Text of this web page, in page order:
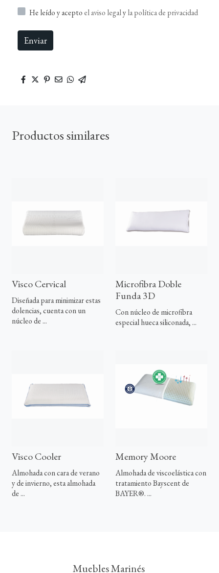
He leído y aceptoel aviso legalyla política de privacidad
Enviar
Productos similares
Visco Cervical
Diseñada para minimizar estas
dolencias, cuenta con un
núcleo de ...
Microfibra Doble
Funda 3D
Con núcleo de microfibra
especial hueca siliconada, ...
Visco Cooler
Almohada con cara de verano
y de invierno, esta almohada
de ...
Memory Moore
Almohada de viscoelástica con
tratamiento Bayscent de
BAYER®. ...
Muebles Marinés